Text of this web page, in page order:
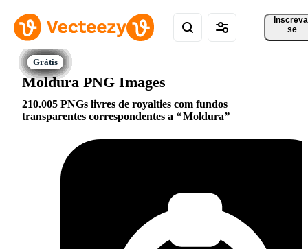
se
Moldura PNG Images
210.005 PNGs livres de royalties com fundos
transparentes correspondentes a
Moldura